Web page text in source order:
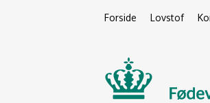
Forside Lovstof